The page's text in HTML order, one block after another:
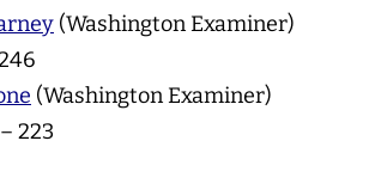
(Washington Examiner)
(Washington Examiner)
223